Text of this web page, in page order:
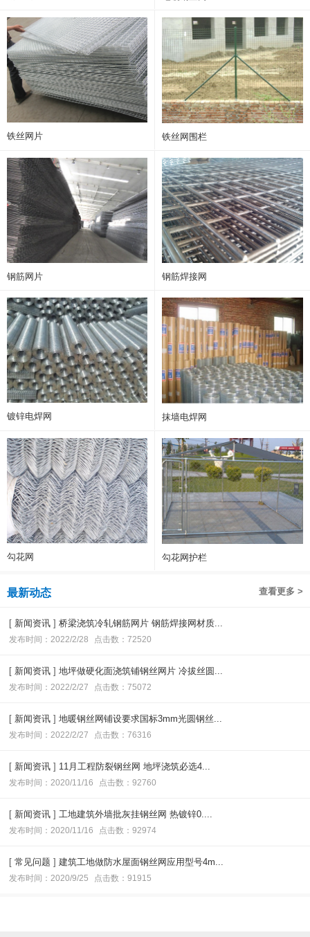
铁丝网片 铁丝网围栏
钢筋网片 钢筋焊接网
镀锌电焊网 抹墙电焊网
勾花网 勾花网护栏
查看更多 >
最新动态
[ 新闻资讯 ] 桥梁浇筑冷轧钢筋网片 钢筋焊接网材质...
发布时间：2022/2/28 点击数：72520
[ 新闻资讯 ] 地坪做硬化面浇筑铺钢丝网片 冷拔丝圆...
发布时间：2022/2/27 点击数：75072
[ 新闻资讯 ] 地暖钢丝网铺设要求国标3mm光圆钢丝...
发布时间：2022/2/27 点击数：76316
[ 新闻资讯 ] 11月工程防裂钢丝网 地坪浇筑必选4...
发布时间：2020/11/16 点击数：92760
[ 新闻资讯 ] 工地建筑外墙批灰挂钢丝网 热镀锌0....
发布时间：2020/11/16 点击数：92974
[ 常见问题 ] 建筑工地做防水屋面钢丝网应用型号4m...
发布时间：2020/9/25 点击数：91915